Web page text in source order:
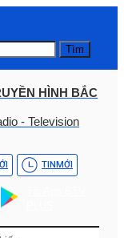
Tìm
HÌNH BẮC
- Television
TINMỚI